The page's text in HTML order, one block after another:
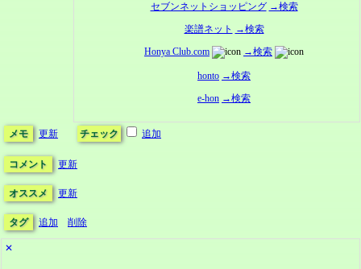
セブンネットショッピング →検索
楽譜ネット →検索
Honya Club.com
→検索
honto →検索
e-hon →検索
メモ 更新 チェック 追加
コメント 更新
オススメ 更新
タグ 追加 削除
✕